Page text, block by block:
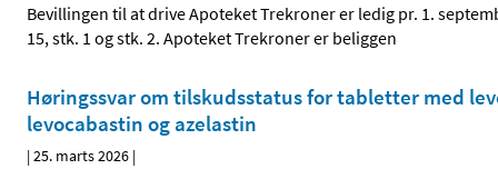
Bevillingen til at drive Apoteket Trekroner er ledig pr. 1.
15, stk. 1 og stk. 2. Apoteket Trekroner er beliggen
Høringssvar om tilskudsstatus for tabletter med
levocabastin og azelastin
|25. marts 2026 |